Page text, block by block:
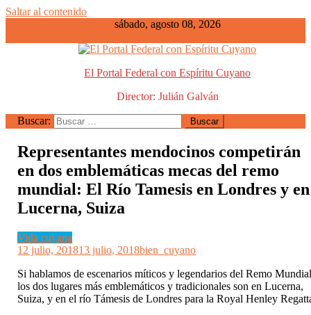
Saltar al contenido
sábado, agosto 08, 2026
El Portal Federal con Espíritu Cuyano
Director: Julián Galván
Buscar:
Representantes mendocinos competirán
en dos emblemáticas mecas del remo
mundial: El Río Tamesis en Londres y en
Lucerna, Suiza
Vida cuyana
12 julio, 201813 julio, 2018bien_cuyano
Si hablamos de escenarios míticos y legendarios del Remo
los dos lugares más emblemáticos y tradicionales son en Lucerna,
Suiza, y en el río Támesis de Londres para la Royal Henley